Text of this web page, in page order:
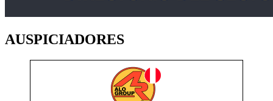
AUSPICIADORES